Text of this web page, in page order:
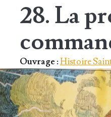
28. La
Ouvrage :Histoire